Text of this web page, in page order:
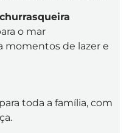
churrasqueira
o mar
momentos de lazer e
toda a família, com